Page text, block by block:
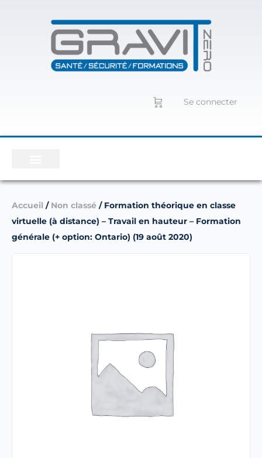
Se connecter
Accueil / Non classé / Formation théorique en classe
virtuelle (à distance) – Travail en hauteur – Formation
générale (+ option: Ontario) (19 août 2020)